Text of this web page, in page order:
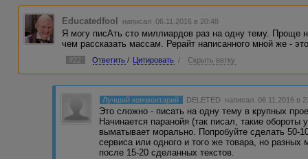
Educatedfool написал 06.11.2016 в 20:48
Я могу писАть сто миллиардов раз на одну тему. Проще
чем рассказать массам. Рерайт написанного мной же -
#22 Ответить / Цитировать / Скрыть ветку
Лучший комментарий DELETED написал 06.11.2016 в
Это сложно - писать на одну тему в крупных
Начинается паранойя (так писал, такие обороты
выматывает морально. Попробуйте сделать 50-
сервиса или одного и того же товара, но
после 15-20 сделанных текстов.